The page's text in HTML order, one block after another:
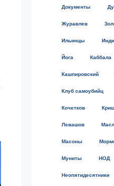
Документы
Журавлев
Ильинцы
Йога Каббала
Кашпировский
Клуб самоубийц
Кочетков
Левашов
Масоны
Муниты НОД
Неопятидесятники